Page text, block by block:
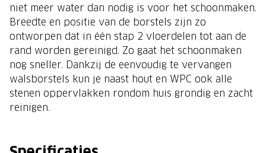
niet meer water dan nodig is voor het schoonmaken.
Breedte en positie van de borstels zijn zo
ontworpen dat in één stap 2 vloerdelen tot aan de
rand worden gereinigd. Zo gaat het schoonmaken
nog sneller. Dankzij de eenvoudig te vervangen
walsborstels kun je naast hout en WPC ook alle
stenen oppervlakken rondom huis grondig en zacht
reinigen.